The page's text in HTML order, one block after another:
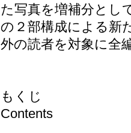
た写真を増補分とし
の２部構成による新
外の読者を対象に全
もくじ
Contents